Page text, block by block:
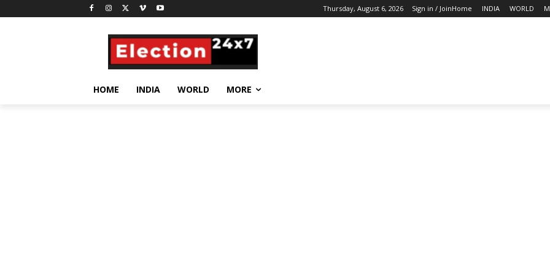
Thursday, August 6, 2026 Sign in / JoinHome INDIA WORLD
HOME INDIA WORLD MORE